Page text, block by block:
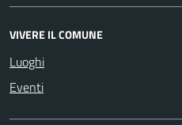
VIVERE IL COMUNE
Luoghi
Eventi